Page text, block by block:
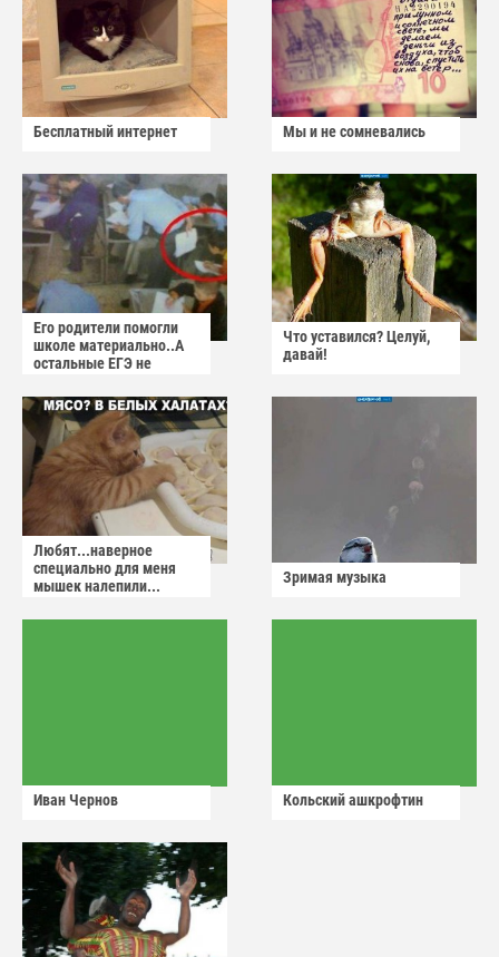
Бесплатный интернет Мы и не сомневались
Его родители помогли
школе материально..А
остальные ЕГЭ не
Что уставился? Целуй,
давай!
Любят...наверное
специально для меня
мышек налепили...
Зримая музыка
Иван Чернов Кольский ашкрофтин